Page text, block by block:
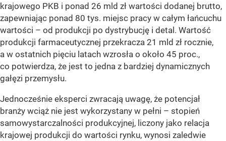
krajowego PKB i ponad 26 mld zł wartości dodanej brutto,
zapewniając ponad 80 tys. miejsc pracy w całym łańcuchu
wartości – od produkcji po dystrybucję i detal. Wartość
produkcji farmaceutycznej przekracza 21 mld zł rocznie,
a w ostatnich pięciu latach wzrosła o około 45 proc.,
co potwierdza, że jest to jedna z bardziej dynamicznych
gałęzi przemysłu.
Jednocześnie eksperci zwracają uwagę, że potencjał
branży wciąż nie jest wykorzystany w pełni – stopień
samowystarczalności produkcyjnej, liczony jako relacja
krajowej produkcji do wartości rynku, wynosi zaledwie